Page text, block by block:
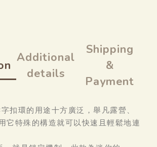
Additional
details
Shipping
&
Payment
扣環的用途十方廣泛，舉凡露營、
它特殊的構造就可以快速且輕鬆地連